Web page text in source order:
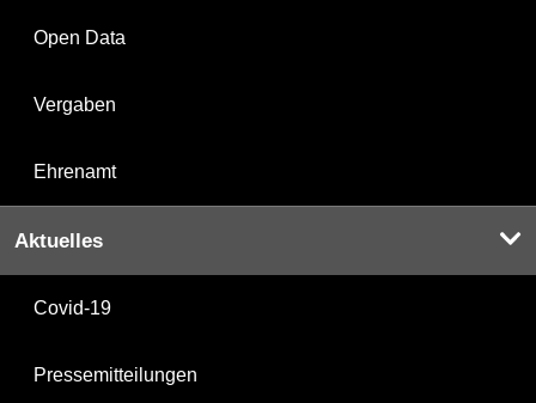
Open Data
Vergaben
Ehrenamt
Aktuelles
Covid-19
Pressemitteilungen